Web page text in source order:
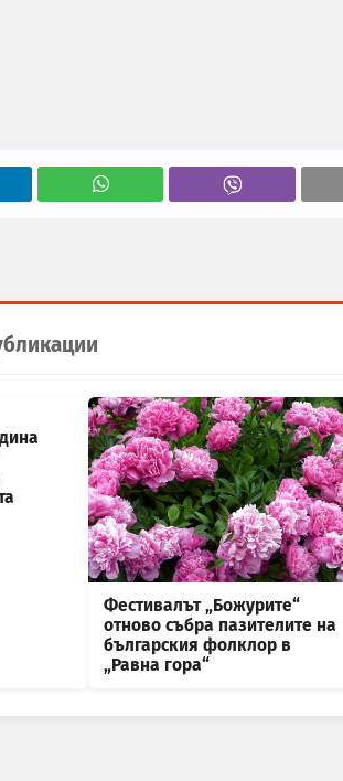
Фестивалът „Божурите“
отново събра пазителите на
българския фолклор в
„Равна гора“